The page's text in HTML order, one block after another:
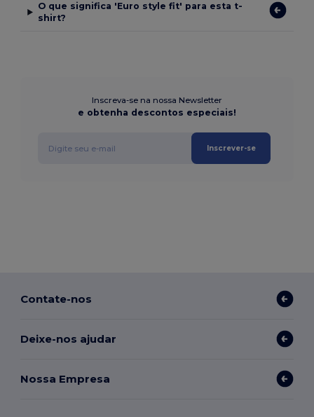
O que significa 'Euro style fit' para esta t-
shirt?
Inscreva-se na nossa Newsletter
e obtenha descontos especiais!
Inscrever-se
Contate-nos
Deixe-nos ajudar
Nossa Empresa